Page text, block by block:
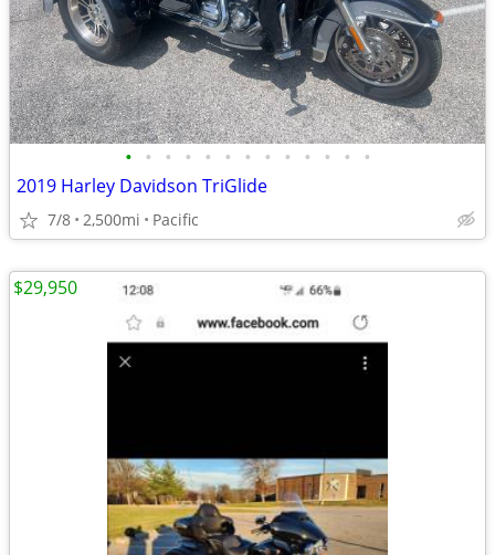
• • • • • • • • • • • • •
2019 Harley Davidson TriGlide
7/8 2,500mi Pacific
$29,950